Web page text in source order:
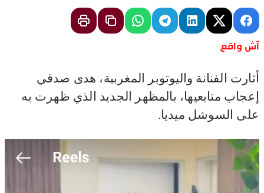
آش واقع
أثارت الفنانة واليوتوبر المغربية، هدى صدقي
إعجاب متابعيها، بالمظهر الجديد الذي ظهرت به
على السوشل ميديا.